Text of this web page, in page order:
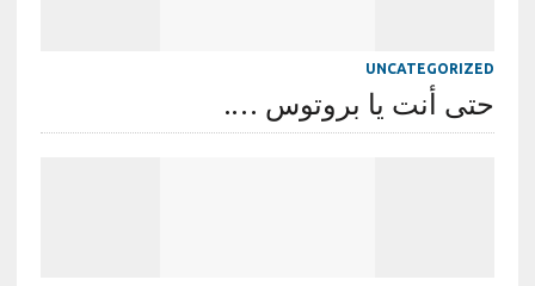
UNCATEGORIZED
حتى أنت يا بروتوس ….